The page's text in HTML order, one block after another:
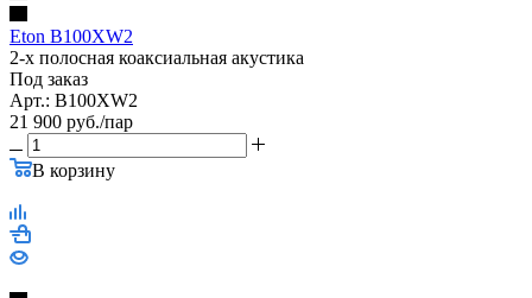
Eton B100XW2
2-х полосная коаксиальная акустика
Под заказ
Арт.: B100XW2
21 900 руб./пар
В корзину